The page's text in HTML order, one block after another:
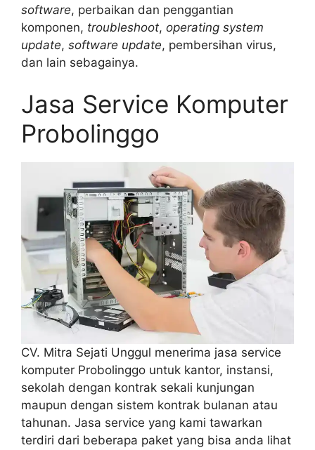
software, perbaikan dan penggantian
komponen, troubleshoot, operating system
update, software update, pembersihan virus,
dan lain sebagainya.
Jasa Service Komputer
Probolinggo
CV. Mitra Sejati Unggul menerima jasa service
komputer Probolinggo untuk kantor, instansi,
sekolah dengan kontrak sekali kunjungan
maupun dengan sistem kontrak bulanan atau
tahunan. Jasa service yang kami tawarkan
terdiri dari beberapa paket yang bisa anda lihat